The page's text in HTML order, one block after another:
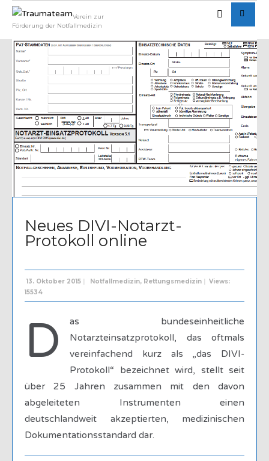
Verein zur
Förderung der Notfallmedizin
Written byAdmin
Neues DIVI-Notarzt-
Protokoll online
13. Oktober 2015 | Notfallmedizin, Rettungsmedizin | Views:
15534
D
as bundeseinheitliche
Notarzteinsatzprotokoll, das oftmals
vereinfachend kurz als „das DIVI-
Protokoll“ bezeichnet wird, stellt seit
über 25 Jahren zusammen mit den davon
abgeleiteten Instrumenten einen
deutschlandweit akzeptierten, medizinischen
Dokumentationsstandard dar.